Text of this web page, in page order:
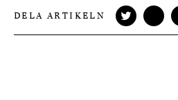
DELA ARTIKELN